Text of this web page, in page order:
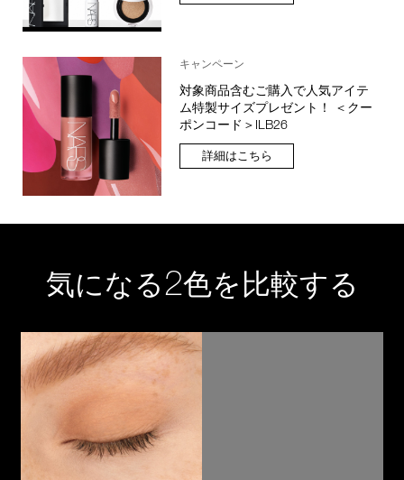
キャンペーン
対象商品含むご購入で人気アイテ
ム特製サイズプレゼント！ ＜クー
ポンコード＞ILB26
詳細はこちら
気になる2色を比較する